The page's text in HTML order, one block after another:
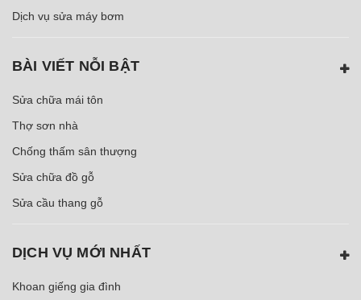
Dịch vụ sửa máy bơm
BÀI VIẾT NỖI BẬT
Sửa chữa mái tôn
Thợ sơn nhà
Chống thấm sân thượng
Sửa chữa đồ gỗ
Sửa cầu thang gỗ
DỊCH VỤ MỚI NHẤT
Khoan giếng gia đình